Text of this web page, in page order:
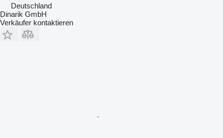
Deutschland
Dinarik GmbH
Verkäufer kontaktieren